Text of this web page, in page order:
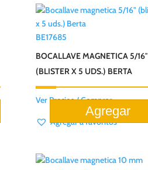
BE17685
BOCALLAVE MAGNETICA 5/16″
(BLISTER X 5 UDS.) BERTA
Ver Precios / Comprar
Agregar a favoritos